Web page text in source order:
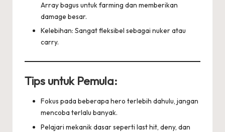
Array bagus untuk farming dan memberikan
damage besar.
Kelebihan: Sangat fleksibel sebagai nuker atau
carry.
Tips untuk Pemula:
Fokus pada beberapa hero terlebih dahulu, jangan
mencoba terlalu banyak.
Pelajari mekanik dasar seperti last hit, deny, dan